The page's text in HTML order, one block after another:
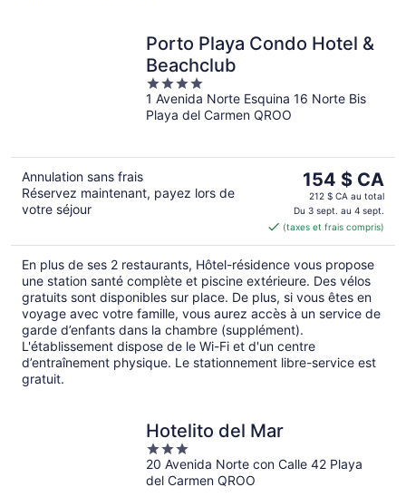
Porto Playa Condo Hotel &
Beachclub
4
out
of
1 Avenida Norte Esquina 16 Norte Bis
Playa del Carmen QROO
Annulation sans frais
Réservez maintenant, payez lors de
votre séjour
Le
prix
est
de 154 $ CA
par
nuit
154 $ CA
212 $ CA au total
Du 3 sept. au 4 sept.
(taxes et frais compris)
En plus de ses 2 restaurants, Hôtel-résidence vous propose
une station santé complète et piscine extérieure. Des vélos
gratuits sont disponibles sur place. De plus, si vous êtes en
voyage avec votre famille, vous aurez accès à un service de
garde d’enfants dans la chambre (supplément).
L'établissement dispose de le Wi-Fi et d'un centre
d’entraînement physique. Le stationnement libre-service est
gratuit.
Hotelito del Mar
3
out
of
20 Avenida Norte con Calle 42 Playa
del Carmen QROO